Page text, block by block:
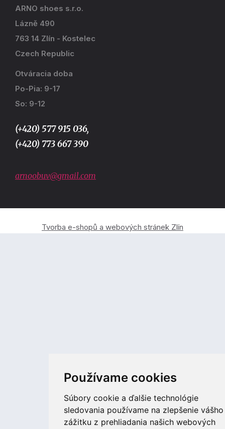
Používame cookies
Súbory cookie a ďalšie technológie
sledovania používame na zlepšenie vášho
zážitku z prehliadania našich webových
ARNO shoes s.r.o.
Lázně 490
763 14 Zlín - Kostelec
Czech Republic
Otváracia doba
Po-Pia: 9-17
So: 9-12
(+420) 577 915 036,
(+420) 773 667 390
arnoobuv@gmail.com
Tvorba e-shopů a webových stránek Zlín